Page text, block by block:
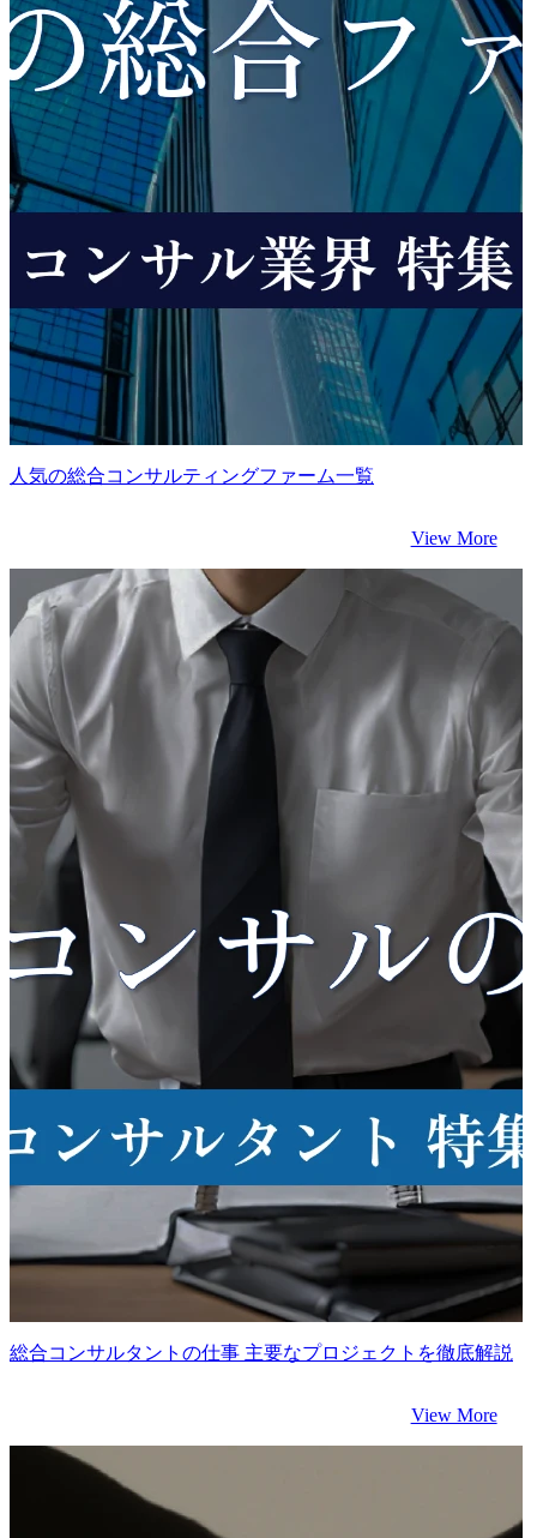
人気の総合コンサルティングファーム一覧
View More
総合コンサルタントの仕事 主要なプロジェクトを徹底解説
View More